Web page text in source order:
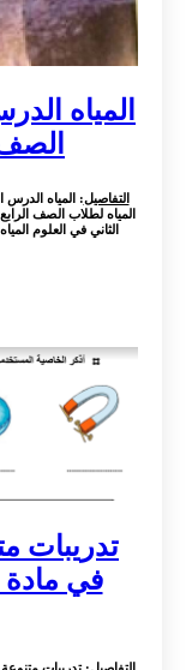
المياه
التفاصيل: المياه الدرس
المياه لطلاب الصف
الثاني في العلوم
تدريبات
في مادة
التفاصيل: تدريبات